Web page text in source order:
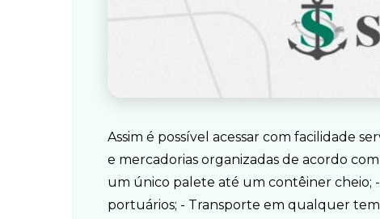
Assim é possível acessar com facilidade
e mercadorias organizadas de acordo
um único palete até um contêiner cheio; -
portuários; - Transporte em qualquer